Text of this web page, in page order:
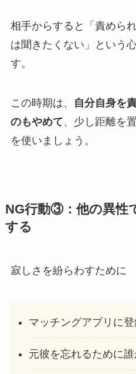
相手からすると「責めら
は聞きたくない」という
す。
この時期は、
自分自身を
のもやめて、少し距離を
を使いましょう。
NG行動③：他の異性
する
寂しさを紛らわすために
マッチングアプリに
元彼を忘れるために誰